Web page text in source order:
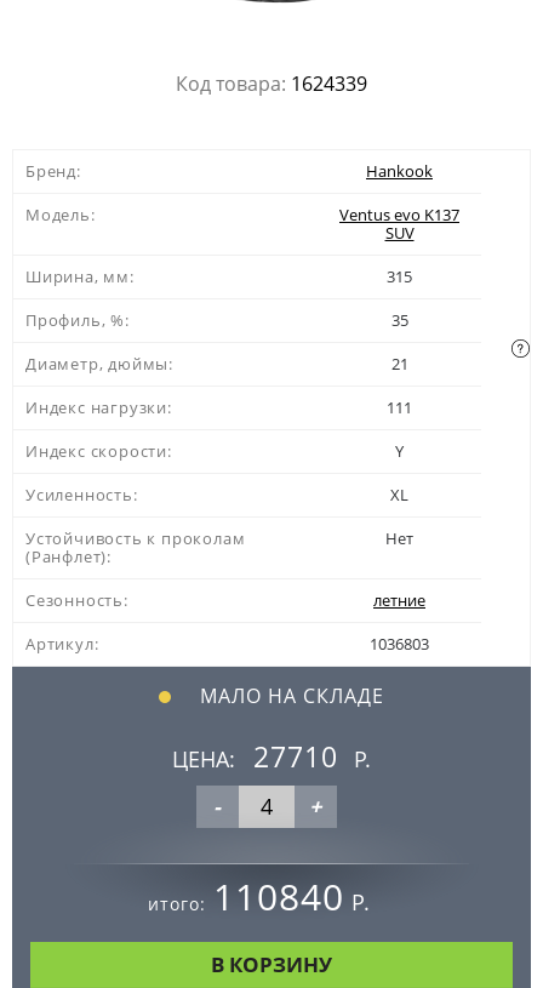
Код товара: 1624339
Бренд:
Hankook
Модель:
Ventus evo K137
SUV
Ширина, мм:
315
Профиль, %:
35
Диаметр, дюймы:
21
Индекс нагрузки:
111
Индекс скорости:
Y
Усиленность:
XL
Устойчивость к проколам
(Ранфлет):
Нет
Сезонность:
летние
Артикул:
1036803
МАЛО НА СКЛАДЕ
ЦЕНА: 27710
Р.
-
+
итого: 110840 Р.